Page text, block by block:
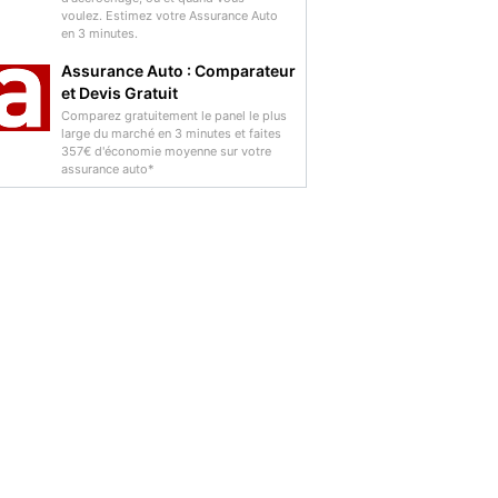
voulez. Estimez votre Assurance Auto
en 3 minutes.
Assurance Auto : Comparateur
et Devis Gratuit
Comparez gratuitement le panel le plus
large du marché en 3 minutes et faites
357€ d'économie moyenne sur votre
assurance auto*